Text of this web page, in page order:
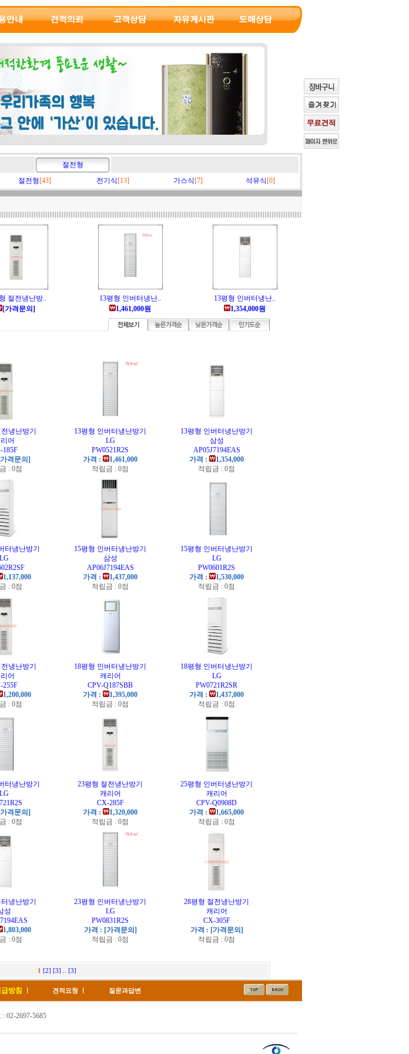
절전형
절전형[43] 전기식[13] 가스식[7] 석유식[0]
절전냉난방..
[가격문의]
13평형 인버터냉난..
1,461,000원
13평형 인버터냉난..
1,354,000원
냉난방기
어
185F
격문의]
: 0점
13평형 인버터냉난방기
LG
PW0521R2S
가격 :
1,461,000
적립금 : 0점
13평형 인버터냉난방기
삼성
AP05J7194EAS
가격 :
1,354,000
적립금 : 0점
터냉난방기
LG
1,137,000
: 0점
15평형 인버터냉난방기
삼성
AP06J7194EAS
가격 :
1,437,000
적립금 : 0점
15평형 인버터냉난방기
LG
PW0601R2S
가격 :
1,530,000
적립금 : 0점
냉난방기
어
255F
1,200,000
: 0점
18평형 인버터냉난방기
캐리어
CPV-Q187SBB
가격 :
1,395,000
적립금 : 0점
18평형 인버터냉난방기
LG
PW0721R2SR
가격 :
1,437,000
적립금 : 0점
터냉난방기
LG
격문의]
: 0점
23평형 절전냉난방기
캐리어
CX-285F
가격 :
1,320,000
적립금 : 0점
25평형 인버터냉난방기
캐리어
CPV-Q0908D
가격 :
1,665,000
적립금 : 0점
냉난방기
성
1,803,000
: 0점
23평형 인버터냉난방기
LG
PW0831R2S
가격 : [가격문의]
적립금 : 0점
28평형 절전냉난방기
캐리어
CX-305F
가격 : [가격문의]
적립금 : 0점
1 [2] [3] [3]
방침 견적요청 질문과답변
02-2697-5685